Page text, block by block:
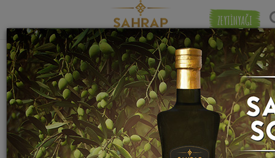
ZEYTİNYAĞI
"Eti Burçak" etiketiyle eşleşen (1) tarif
bulundu.
Eşleşmeye